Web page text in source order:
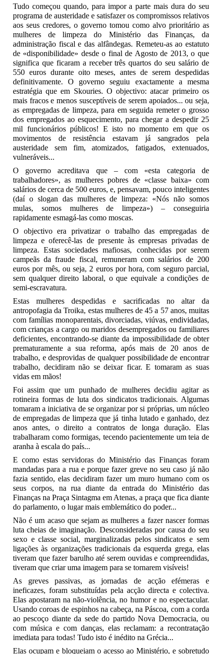
Tudo começou quando, para impor a parte mais dura do seu
programa de austeridade e satisfazer os compromissos relativos
aos seus credores, o governo tomou como alvo prioritário as
mulheres de limpeza do Ministério das Finanças, da
administração fiscal e das alfândegas. Remeteu-as ao estatuto
de «disponibilidade» desde o final de Agosto de 2013, o que
significa que ficaram a receber três quartos do seu salário de
550 euros durante oito meses, antes de serem despedidas
definitivamente. O governo seguiu exactamente a mesma
estratégia que em Skouries. O objectivo: atacar primeiro os
mais fracos e menos susceptíveis de serem apoiados... ou seja,
as empregadas de limpeza, para em seguida remeter o grosso
dos empregados ao esquecimento, para chegar a despedir 25
mil funcionários públicos! E isto no momento em que os
movimentos de resistência estavam já sangrados pela
austeridade sem fim, atomizados, fatigados, extenuados,
vulneráveis...
O governo acreditava que – com «esta categoria de
trabalhadores», as mulheres pobres de «classe baixa» com
salários de cerca de 500 euros, e, pensavam, pouco inteligentes
(daí o slogan das mulheres de limpeza: «Nós não somos
mulas, somos mulheres de limpeza») – conseguiria
rapidamente esmagá-las como moscas.
O objectivo era privatizar o trabalho das empregadas de
limpeza e oferecê-las de presente às empresas privadas de
limpeza. Estas sociedades mafiosas, conhecidas por serem
campeãs da fraude fiscal, remuneram com salários de 200
euros por mês, ou seja, 2 euros por hora, com seguro parcial,
sem qualquer direito laboral, o que equivale a condições de
semi-escravatura.
Estas mulheres despedidas e sacrificadas no altar da
antropofagia da Troika, estas mulheres de 45 a 57 anos, muitas
com famílias monoparentais, divorciadas, viúvas, endividadas,
com crianças a cargo ou maridos desempregados ou familiares
deficientes, encontrando-se diante da impossibilidade de obter
prematuramente a sua reforma, após mais de 20 anos de
trabalho, e desprovidas de qualquer possibilidade de encontrar
trabalho, decidiram não se deixar ficar. E tomaram as suas
vidas em mãos!
Foi assim que um punhado de mulheres decidiu agitar as
rotineira formas de luta dos sindicatos tradicionais. Algumas
tomaram a iniciativa de se organizar por si próprias, um núcleo
de empregadas de limpeza que já tinha lutado e ganhado, dez
anos antes, o direito a contratos de longa duração. Elas
trabalharam como formigas, tecendo pacientemente um teia de
aranha à escala do país...
E como estas servidoras do Ministério das Finanças foram
mandadas para a rua e porque fazer greve no seu caso já não
fazia sentido, elas decidiram fazer um muro humano com os
seus corpos, na rua diante da entrada do Ministério das
Finanças na Praça Sintagma em Atenas, a praça que fica diante
do parlamento, o lugar mais emblemático do poder...
Não é um acaso que sejam as mulheres a fazer nascer formas
luta cheias de imaginação. Desconsideradas por causa do seu
sexo e classe social, marginalizadas pelos sindicatos e sem
ligações às organizações tradicionais da esquerda grega, elas
tiveram que fazer barulho até serem ouvidas e compreendidas,
tiveram que criar uma imagem para se tornarem visíveis!
As greves passivas, as jornadas de acção efémeras e
ineficazes, foram substituídas pela acção directa e colectiva.
Elas apostaram na não-violência, no humor e no espectacular.
Usando coroas de espinhos na cabeça, na Páscoa, com a corda
ao pescoço diante da sede do partido Nova Democracia, ou
com música e com danças, elas reclamam: a recontratação
imediata para todas! Tudo isto é inédito na Grécia...
Elas ocupam e bloqueiam o acesso ao Ministério, e sobretudo